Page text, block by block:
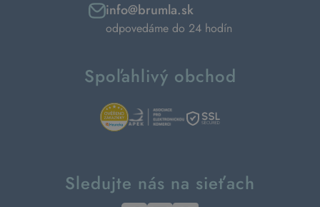
info@brumla.sk
odpovedáme do 24 hodín
Spoľahlivý obchod
Sledujte nás na sieťach